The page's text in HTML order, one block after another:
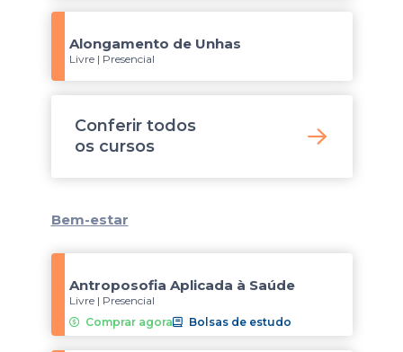
Alongamento de Unhas
Livre | Presencial
Conferir todos
os cursos
Bem-estar
Antroposofia Aplicada à Saúde
Livre | Presencial
Comprar agora
Bolsas de estudo